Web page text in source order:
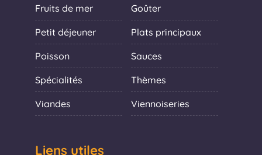
Fruits de mer Goûter
Petit déjeuner Plats principaux
Poisson Sauces
Spécialités Thèmes
Viandes Viennoiseries
Liens utiles